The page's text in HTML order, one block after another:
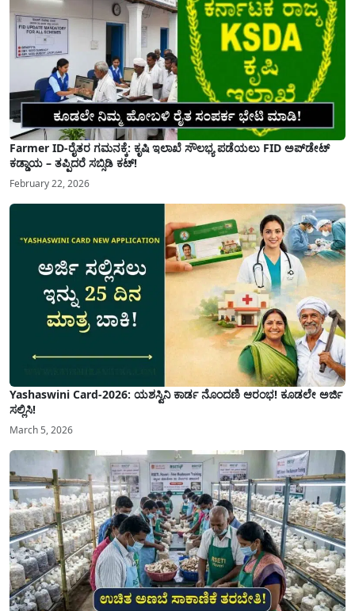
Farmer ID-ರೈತರ ಗಮನಕ್ಕೆ: ಕೃಷಿ ಇಲಾಖೆ ಸೌಲಭ್ಯ ಪಡೆಯಲು FID ಅಪ್‌ಡೇಟ್
ಕಡ್ಡಾಯ – ತಪ್ಪಿದರೆ ಸಬ್ಸಿಡಿ ಕಟ್!
February 22, 2026
Yashaswini Card-2026: ಯಶಸ್ವಿನಿ ಕಾರ್ಡ ನೊಂದಣಿ ಆರಂಭ! ಕೂಡಲೇ ಅರ್ಜಿ
ಸಲ್ಲಿಸಿ!
March 5, 2026